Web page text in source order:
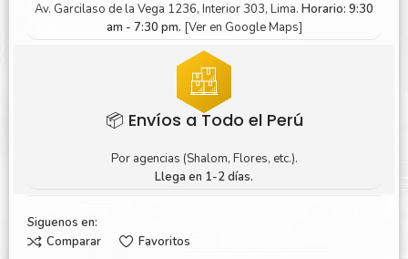
Av. Garcilaso de la Vega 1236, Interior 303, Lima. Horario: 9:30
am - 7:30 pm. [Ver en Google Maps]
📦 Envíos a Todo el Perú
Por agencias (Shalom, Flores, etc.).
Llega en 1-2 días.
Siguenos en:
Comparar
Favoritos